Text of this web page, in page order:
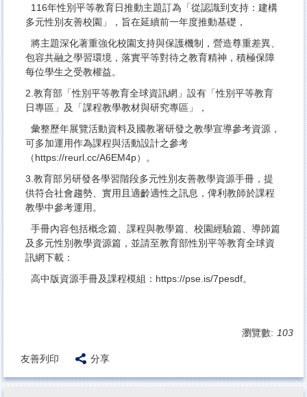
116年性別平等教育日推動主題訂為「從認識到支持：建構
多元性別友善校園」，旨在延續前一年度推動基礎，
將主題深化著重強化校園支持與保護機制，營造尊重差異、
包容共融之學習環境，落實平等對待之教育精神，積極保障
每位學生之受教權益。
2.教育部「性別平等教育全球資訊網」設有「性別平等教育
日專區」及「課程教學教材與研究專區」，
彙整歷年展覽活動資料及國教署研發之教學宣導參考資源，
可多加運用作為課程與活動設計之參考
（https://reurl.cc/A6EM4p）。
3.教育部另研發各學習階段多元性別友善教學資源手冊，提
供符合社會趨勢、實用且適齡適性之訊息，俾利教師於課程
教學中參考運用。
手冊內容包括概念篇、課程與教學篇、校園經驗篇、導師篇
及多元性別教學資源篇，並請至教育部性別平等教育全球資
訊網下載：
高中版資源手冊及課程模組：https://pse.is/7pesdf。
瀏覽數: 103
友善列印 分享